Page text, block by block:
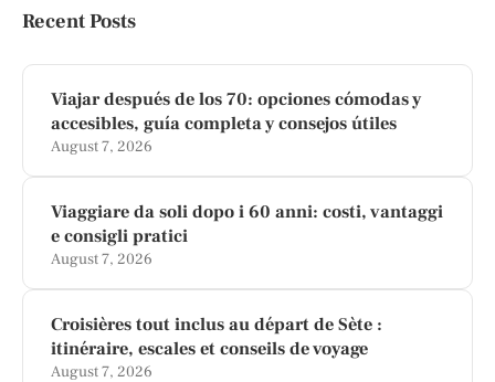
Recent Posts
Viajar después de los 70: opciones cómodas y
accesibles, guía completa y consejos útiles
August 7, 2026
Viaggiare da soli dopo i 60 anni: costi, vantaggi
e consigli pratici
August 7, 2026
Croisières tout inclus au départ de Sète :
itinéraire, escales et conseils de voyage
August 7, 2026